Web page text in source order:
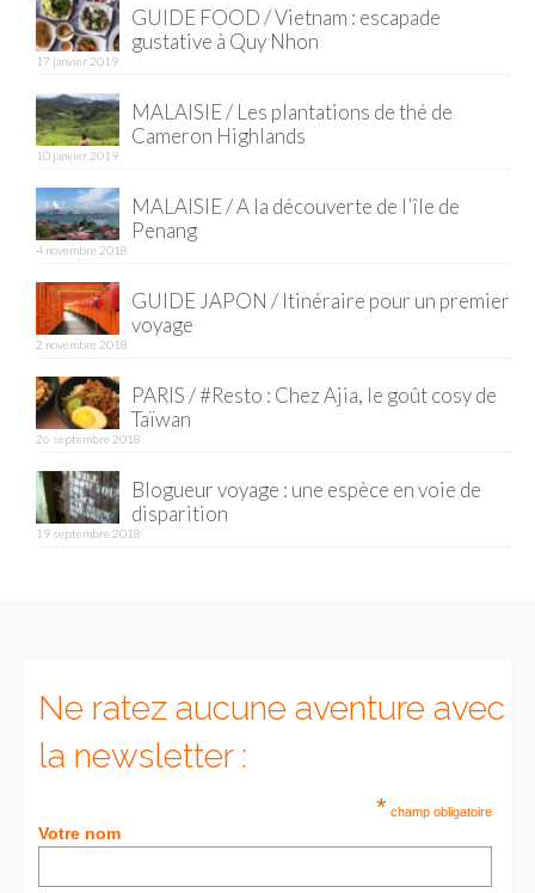
La Réunion
Poitou
Savoie
Allemagne
Munich
Copenhague
GUIDES FOOD
ALLEMAGNE
– Munich
GUIDE FOOD / Vietnam : escapade
gustative à Quy Nhon
17 janvier 2019
MALAISIE / Les plantations de thé de
Cameron Highlands
10 janvier 2019
MALAISIE / A la découverte de l’île de
Penang
4 novembre 2018
GUIDE JAPON / Itinéraire pour un premier
voyage
2 novembre 2018
PARIS / #Resto : Chez Ajia, le goût cosy de
Taïwan
26 septembre 2018
Blogueur voyage : une espèce en voie de
disparition
19 septembre 2018
Ne ratez aucune aventure avec
la newsletter :
* champ obligatoire
Votre nom